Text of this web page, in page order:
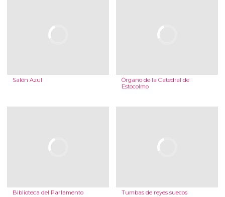
Salón Azul
Órgano de la Catedral de
Estocolmo
Biblioteca del Parlamento Tumbas de reyes suecos